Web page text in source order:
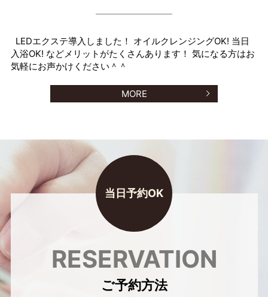
LEDエクステ導入しました！ オイルクレンジングOK! 当日
入浴OK! などメリットがたくさんあります！ 気になる方はお
気軽にお声かけください＾＾
MORE
RESERVATION
ご予約方法